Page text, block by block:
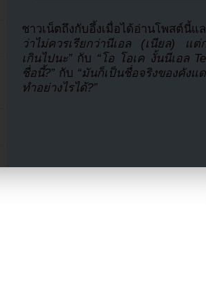
ชาวเน็ตถึงกับอึ้งเมื่อได้อ่านโพสต์นี้
ว่าไม่ควรเรียกว่านีเอล (เนียล) แต่
เกินไปนะ” กับ “โอ โอเค งั้นนีเอล
ชื่อนี้?” กับ “มันก็เป็นชื่อจริงของคัง
ทำอย่างไรได้?”